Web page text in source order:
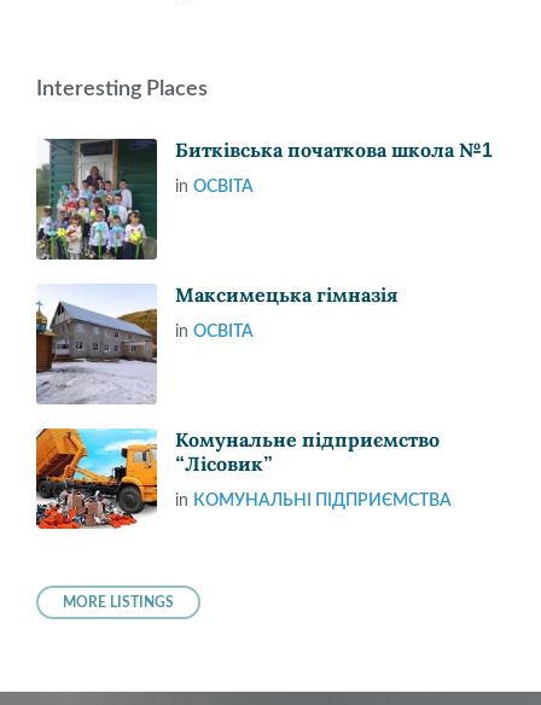
Interesting Places
Битківська початкова школа №1
in ОСВІТА
Максимецька гімназія
in ОСВІТА
Комунальне підприємство
“Лісовик”
in КОМУНАЛЬНІ ПІДПРИЄМСТВА
MORE LISTINGS